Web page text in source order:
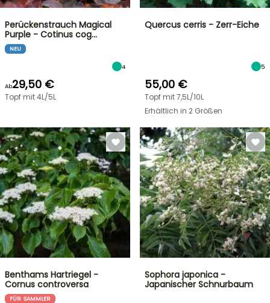
Perückenstrauch Magical
Purple - Cotinus cog…
NEU
4
Ab29,50 €
Topf mit 4L/5L
Quercus cerris - Zerr-Eiche
5
55,00 €
Topf mit 7,5L/10L
Erhältlich in 2 Größen
Benthams Hartriegel -
Cornus controversa
FÜR SAMMLER
Sophora japonica -
Japanischer Schnurbaum